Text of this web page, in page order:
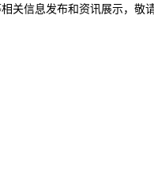
关信息发布和资讯展示，敬请